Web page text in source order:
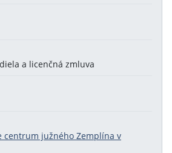
a licenčná zmluva
centrum južného Zemplína v